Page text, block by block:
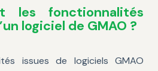
les fonctionnalités
logiciel de GMAO ?
issues de logiciels GMAO